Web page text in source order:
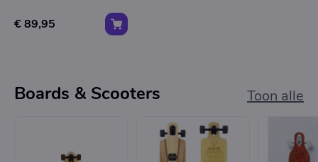
€ 89,95
Boards & Scooters Toon alle